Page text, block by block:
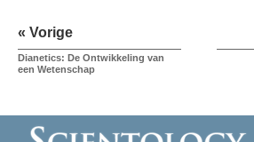
« Vorige
Dianetics: De Ontwikkeling van
een Wetenschap